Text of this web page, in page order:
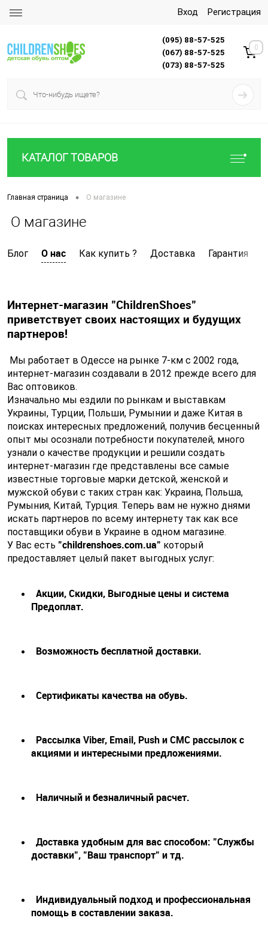
Вход Регистрация
(095) 88-57-525
(067) 88-57-525
(073) 88-57-525
0
КАТАЛОГ ТОВАРОВ
Главная страница • О магазине
О магазине
Блог О нас Как купить ? Доставка Гарантия
Интернет-магазин "ChildrenShoes"
приветствует своих настоящих и будущих
партнеров!
Мы работает в Одессе на рынке 7-км с 2002 года,
интернет-магазин создавали в 2012 прежде всего для
Вас оптовиков.
Изначально мы ездили по рынкам и выставкам
Украины, Турции, Польши, Румынии и даже Китая в
поисках интересных предложений, получив бесценный
опыт мы осознали потребности покупателей, много
узнали о качестве продукции и решили создать
интернет-магазин где представлены все самые
известные торговые марки детской, женской и
мужской обуви с таких стран как: Украина, Польша,
Румыния, Китай, Турция. Теперь вам не нужно днями
искать партнеров по всему интернету так как все
поставщики обуви в Украине в одном магазине.
У Вас есть "childrenshoes.com.ua" который
предоставляет целый пакет выгодных услуг:
Акции, Скидки, Выгодные цены и система
Предоплат.
Возможность бесплатной доставки.
Сертификаты качества на обувь.
Рассылка Viber, Email, Push и СМС рассылок с
акциями и интересными предложениями.
Наличный и безналичный расчет.
Доставка удобным для вас способом: "Службы
доставки", "Ваш транспорт" и тд.
Индивидуальный подход и профессиональная
помощь в составлении заказа.